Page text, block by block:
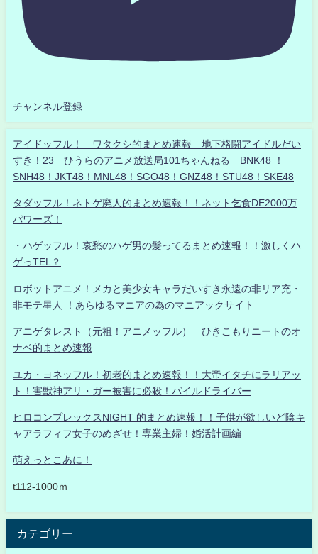
チャンネル登録
アイドッフル！ ワタクシ的まとめ速報 地下格闘アイドルだい
すき！23 ひうらのアニメ放送局101ちゃんねる BNK48 ！
SNH48！JKT48！MNL48！SGO48！GNZ48！STU48！SKE48
タダッフル！ネトゲ廃人的まとめ速報！！ネット乞食DE2000万
パワーズ！
・ハゲッフル！哀愁のハゲ男の髪ってるまとめ速報！！激しくハ
ゲっTEL？
ロボットアニメ！メカと美少女キャラだいすき永遠の非リア充・
非モテ星人 ！あらゆるマニアの為のマニアックサイト
アニゲタレスト（元祖！アニメッフル） ひきこもりニートのオ
ナベ的まとめ速報
ユカ・ヨネッフル！初老的まとめ速報！！大帝イタチにラリアッ
ト！害獣神アリ・ガー被害に必殺！パイルドライバー
ヒロコンプレックスNIGHT 的まとめ速報！！子供が欲しいど陰キ
ャアラフィフ女子のめざせ！専業主婦！婚活計画編
萌えっとこあに！
t112-1000ｍ
カテゴリー